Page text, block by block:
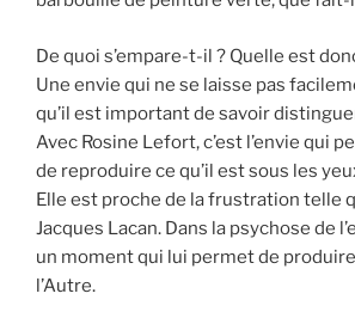
De quoi s’empare-t-il ? Quelle est
Une envie qui ne se laisse pas
qu’il est important de savoir
Avec Rosine Lefort, c’est l’envie qui
de reproduire ce qu’il est sous les
Elle est proche de la frustration telle
Jacques Lacan. Dans la psychose de
un moment qui lui permet de
l’Autre.